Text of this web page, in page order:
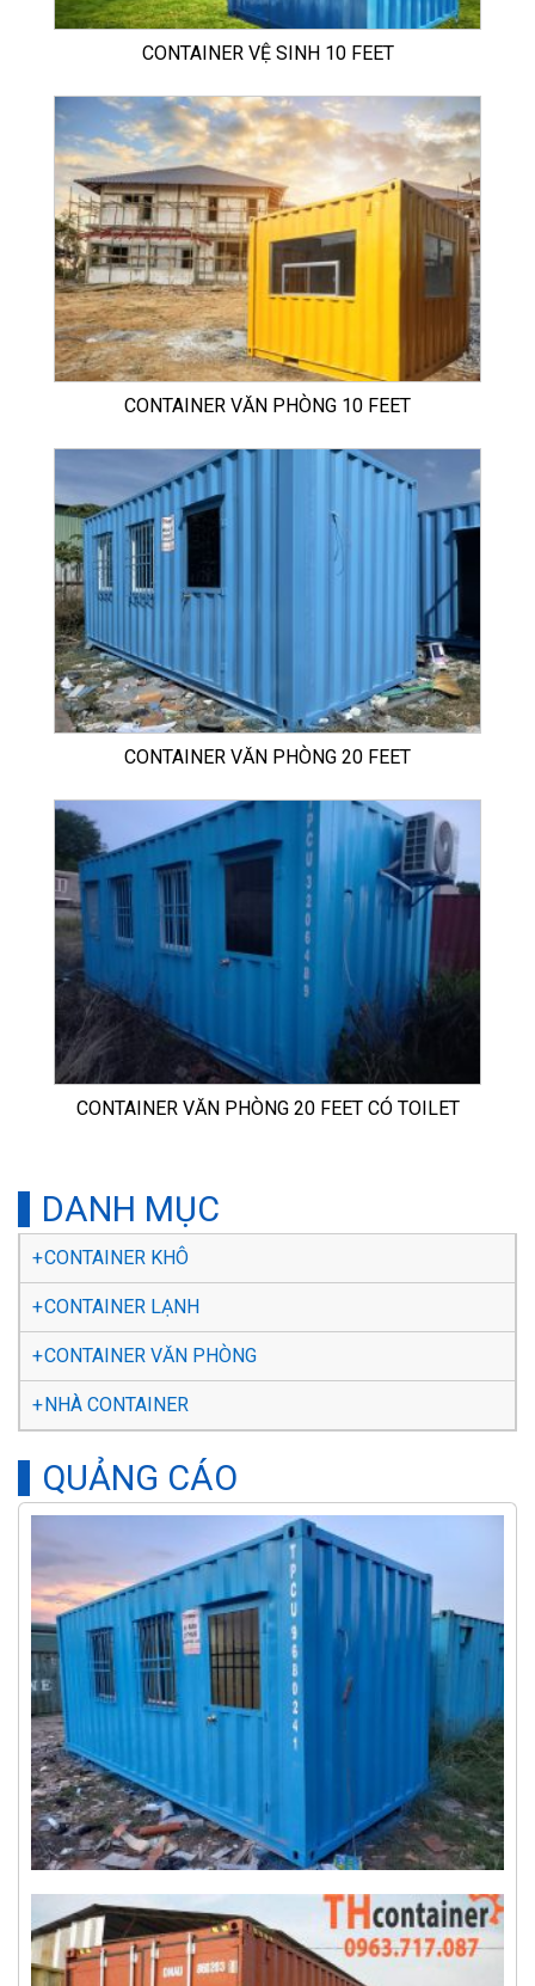
CONTAINER VỆ SINH 10 FEET
CONTAINER VĂN PHÒNG 10 FEET
CONTAINER VĂN PHÒNG 20 FEET
CONTAINER VĂN PHÒNG 20 FEET CÓ TOILET
DANH MỤC
CONTAINER KHÔ
CONTAINER LẠNH
CONTAINER VĂN PHÒNG
NHÀ CONTAINER
QUẢNG CÁO